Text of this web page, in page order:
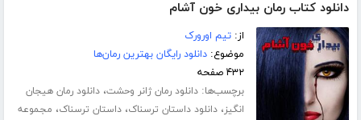
دانلود کتاب رمان بیداری خون آشام
از:تیم اورورک
موضوع:دانلود رایگان بهترین رمان‌ها
۴۳۲ صفحه
برچسب‌ها:دانلود رمان ژانر وحشت،دانلود رمان هیجان
انگیز،دانلود داستان ترسناک،داستان ترسناک، مجموعه